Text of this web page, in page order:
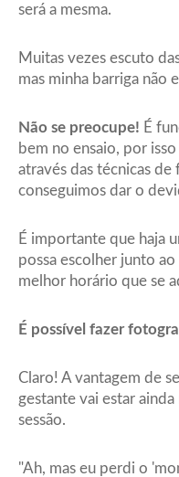
será a mesma.
Muitas vezes escuto
mas minha barriga não
Não se preocupe! É
bem no ensaio, por
através das técnicas
conseguimos dar o
É importante que haja
possa escolher junto
melhor horário que se
É possível fazer
Claro! A vantagem de
gestante vai estar
sessão.
"Ah, mas eu perdi o